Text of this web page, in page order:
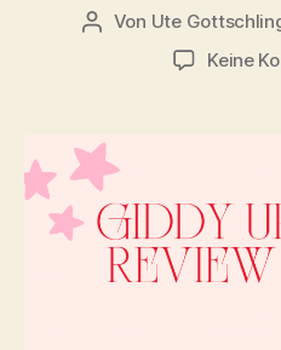
Beitragsautor
Von Ute
Keine